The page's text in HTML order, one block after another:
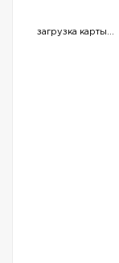
загрузка карты...